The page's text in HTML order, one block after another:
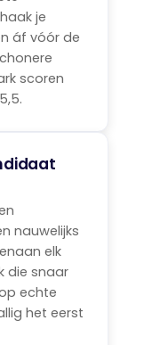
je
áf vóór de
scoren
nauwelijks
elk
die snaar
echte
het eerst